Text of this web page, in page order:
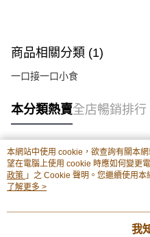
付款後其他順豐合作點
每筆HK$50.00，滿HK$299.00或
順豐配送：住宅/工商地區
每筆HK$50.00，滿HK$299.00或
商品相關分類 (1)
一口接一口小食
本分類熱賣全店暢銷排行
熱門標籤
熱銷排行
本網站中使用 cookie，欲查詢有關本
望在電腦上使用 cookie 時應如何變更
政策 」之 Cookie 聲明。您繼續使用
條款之 Cookie 聲明使用 cookie。
了解更多 >
我